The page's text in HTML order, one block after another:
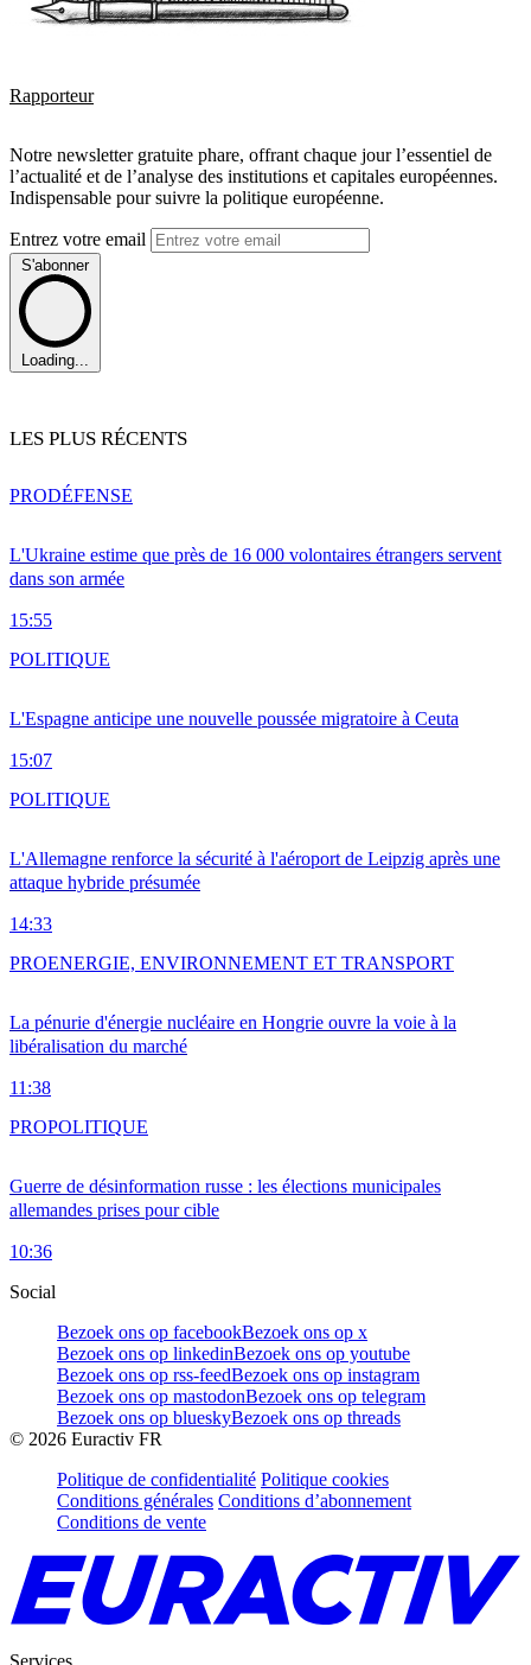
Rapporteur
Notre newsletter gratuite phare, offrant chaque jour l’essentiel de
l’actualité et de l’analyse des institutions et capitales européennes.
Indispensable pour suivre la politique européenne.
Entrez votre email
S'abonner
Loading...
LES PLUS RÉCENTS
L'Ukraine estime que près de 16 000 volontaires étrangers servent
dans son armée
15:55
PRODÉFENSE
L'Espagne anticipe une nouvelle poussée migratoire à Ceuta
15:07
POLITIQUE
L'Allemagne renforce la sécurité à l'aéroport de Leipzig après une
attaque hybride présumée
14:33
POLITIQUE
La pénurie d'énergie nucléaire en Hongrie ouvre la voie à la
libéralisation du marché
11:38
PROENERGIE, ENVIRONNEMENT ET TRANSPORT
Guerre de désinformation russe : les élections municipales
allemandes prises pour cible
10:36
PROPOLITIQUE
Social
Bezoek ons op facebookBezoek ons op x
Bezoek ons op linkedinBezoek ons op youtube
Bezoek ons op rss-feedBezoek ons op instagram
Bezoek ons op mastodonBezoek ons op telegram
Bezoek ons op blueskyBezoek ons op threads
© 2026 Euractiv FR
Politique de confidentialité Politique cookies
Conditions générales Conditions d’abonnement
Conditions de vente